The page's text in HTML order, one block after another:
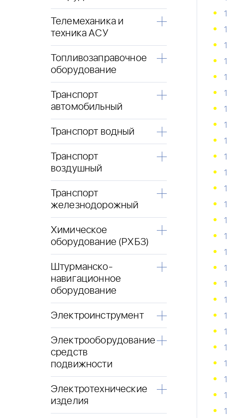
Телемеханика и
техника АСУ
Топливозаправочное
оборудование
Транспорт
автомобильный
Транспорт водный
Транспорт
воздушный
Транспорт
железнодорожный
Химическое
оборудование (РХБЗ)
Штурманско-
навигационное
оборудование
Электроинструмент
Электрооборудование
средств
подвижности
Электротехнические
изделия